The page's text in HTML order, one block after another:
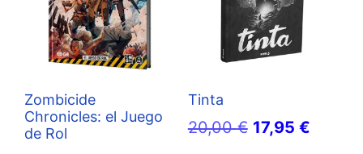
Zombicide
Chronicles: el Juego
de Rol
Tinta
20,00€ El
17,95 €El